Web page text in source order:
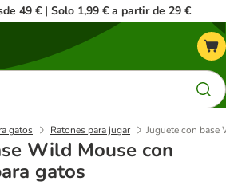
49 € | Solo 1,99 € a partir de 29 €
gatos Ratones para jugar Juguete con base
Wild Mouse con
gatos